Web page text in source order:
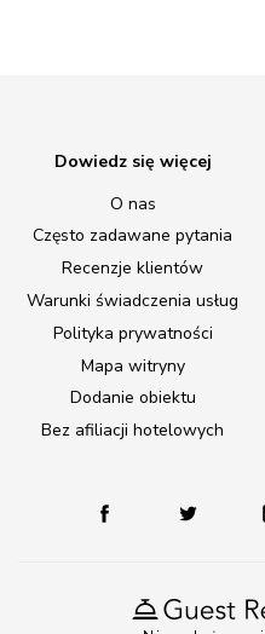
Dowiedz się więcej
O nas
Często zadawane pytania
Recenzje klientów
Warunki świadczenia usług
Polityka prywatności
Mapa witryny
Dodanie obiektu
Bez afiliacji hotelowych